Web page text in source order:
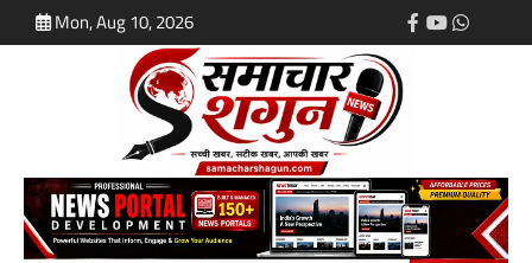
to
Mon, Aug 10, 2026 Facebook
Youtube